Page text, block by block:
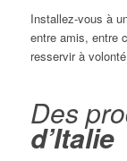
Installez-vous à
entre amis, entre
resservir à
Des
d’Italie